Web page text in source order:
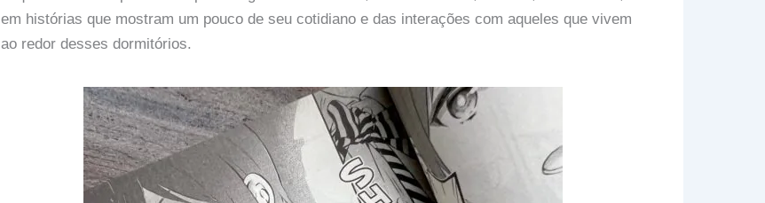
em histórias que mostram um pouco de seu cotidiano e das interações com aqueles que vivem
ao redor desses dormitórios.